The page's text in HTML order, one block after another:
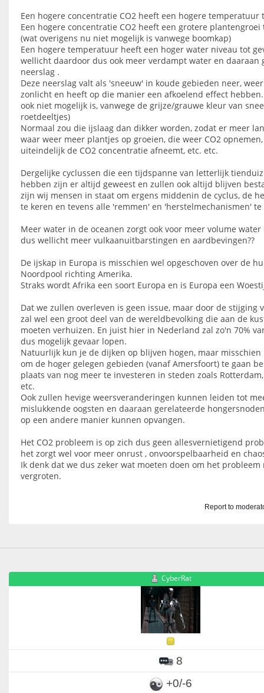
Een hogere concentratie CO2 heeft een hogere temperatuur
Een hogere concentratie CO2 heeft een grotere plantengroei
(wat overigens nu niet mogelijk is vanwege boomkap)
Een hogere temperatuur heeft een hoger water niveau tot
wellicht daardoor dus ook meer verdampt water en daaraan
neerslag .
Deze neerslag valt als 'sneeuw' in koude gebieden neer,
zonlicht en heeft op die manier een afkoelend effect
ook niet mogelijk is, vanwege de grijze/grauwe kleur van
roetdeeltjes)
Normaal zou die ijslaag dan dikker worden, zodat er meer
waar weer meer plantjes op groeien, die weer CO2
uiteindelijk de CO2 concentratie afneemt, etc. etc.
Dergelijke cyclussen die een tijdspanne van letterlijk
hebben zijn er altijd geweest en zullen ook altijd blijven
zijn wij mensen in staat om ergens middenin de cyclus, de
te keren en tevens alle 'remmen' en 'herstelmechanismen'
Meer water in de oceanen zorgt ook voor meer volume
dus wellicht meer vulkaanuitbarstingen en aardbevingen??
De ijskap in Europa is misschien wel opgeschoven over de
Noordpool richting Amerika.
Straks wordt Afrika een soort Europa en is Europa een
Dat we zullen overleven is geen issue, maar door de stijging
zal wel een groot deel van de wereldbevolking die aan de
moeten verhuizen. En juist hier in Nederland zal zo'n 70%
dus mogelijk gevaar lopen.
Natuurlijk kun je de dijken op blijven hogen, maar
om de hoger gelegen gebieden (vanaf Amersfoort) te gaan
plaats van nog meer te investeren in steden zoals
etc.
Ook zullen hevige weersveranderingen kunnen leiden tot
mislukkende oogsten en daaraan gerelateerde
op een andere manier kunnen opvangen.
Het CO2 probleem is op zich dus geen allesvernietigend
het zorgt wel voor meer onrust , onvoorspelbaarheid en
Ik denk dat we dus zeker wat moeten doen om het
vergroten.
Report to
CyberRat
8
+0/-6